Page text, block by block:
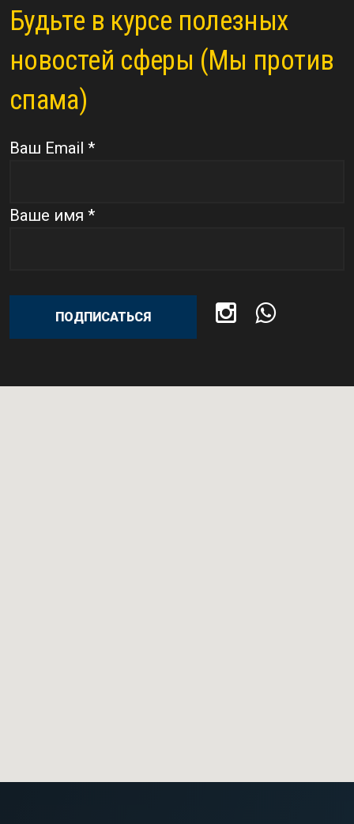
Будьте в курсе полезных
новостей сферы (Мы против
спама)
Ваш Email *
Ваше имя *
ПОДПИСАТЬСЯ